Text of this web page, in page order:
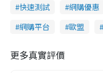
快速測試
網購優惠
網購平台
歐盟
更多真實評價